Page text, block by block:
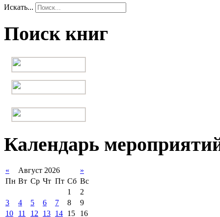
Искать...
Поиск книг
Календарь
« Август 2026
»
Пн Вт Ср Чт Пт Сб Вс
1
2
3
4 5 6 7 8
9
10
11 12 13 14 15 16